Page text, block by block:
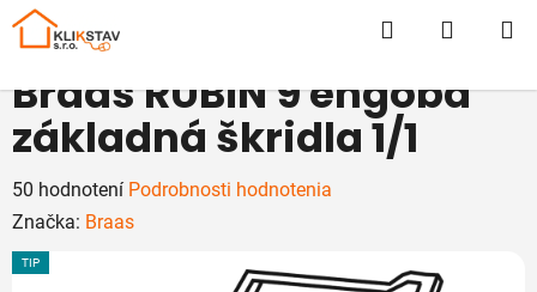
Prejsť
Hľadať
Braas RUBÍN 9 engoba
základná škridla 1/1
Priemerné
hodnotenie
produktu
50 hodnotení Podrobnosti hodnotenia
Značka: Braas
TIP